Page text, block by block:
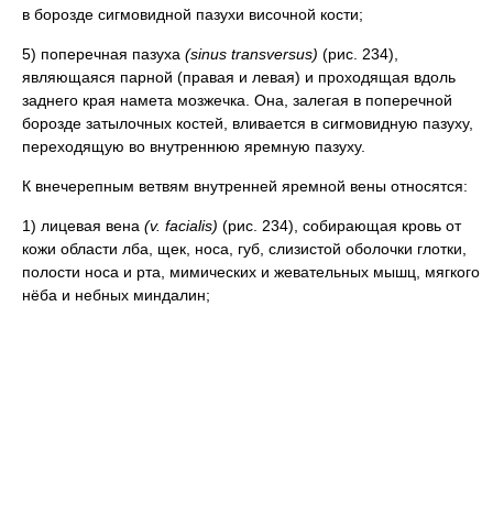
в борозде сигмовидной пазухи височной кости;
5) поперечная пазуха (sinus transversus) (рис. 234),
являющаяся парной (правая и левая) и проходящая вдоль
заднего края намета мозжечка. Она, залегая в поперечной
борозде затылочных костей, вливается в сигмовидную пазуху,
переходящую во внутреннюю яремную пазуху.
К внечерепным ветвям внутренней яремной вены относятся:
1) лицевая вена (v. facialis) (рис. 234), собирающая кровь от
кожи области лба, щек, носа, губ, слизистой оболочки глотки,
полости носа и рта, мимических и жевательных мышц, мягкого
нёба и небных миндалин;